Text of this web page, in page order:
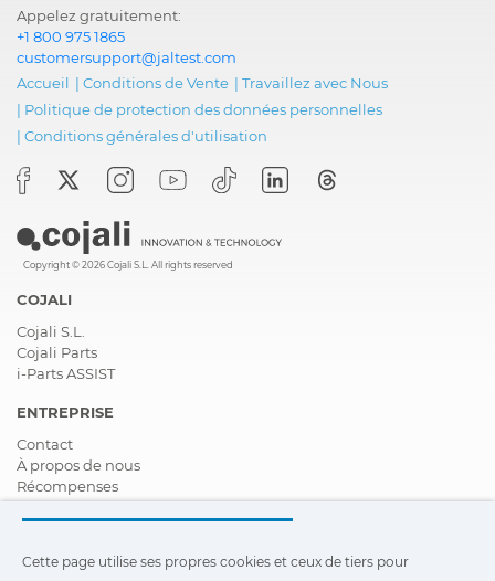
Appelez gratuitement:
+1 800 975 1865
customersupport@jaltest.com
Accueil | Conditions de Vente | Travaillez avec Nous
| Politique de protection des données personnelles
| Conditions générales d'utilisation
Copyright © 2026 Cojali S.L. All rights reserved
COJALI
Cojali S.L.
Cojali Parts
i-Parts ASSIST
ENTREPRISE
Contact
À propos de nous
Récompenses
Certifications
Responsabilité Sociale D'entreprise
Nouveautés
Cette page utilise ses propres cookies et ceux de tiers pour